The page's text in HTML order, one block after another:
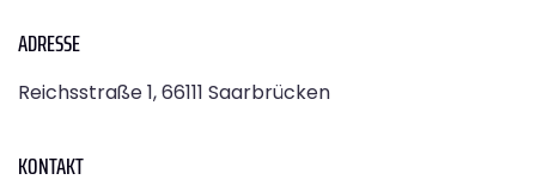
ADRESSE
Reichsstraße 1, 66111 Saarbrücken
KONTAKT